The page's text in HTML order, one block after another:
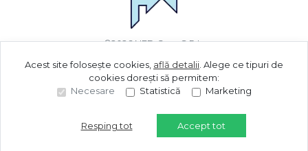
©2026NED Com S.R.L.
Site creat în
Acest site folosește cookies, află detalii Alege ce tipuri de
cookies dorești să permitem:
Necesare
Statistică Marketing
Resping tot Accept tot